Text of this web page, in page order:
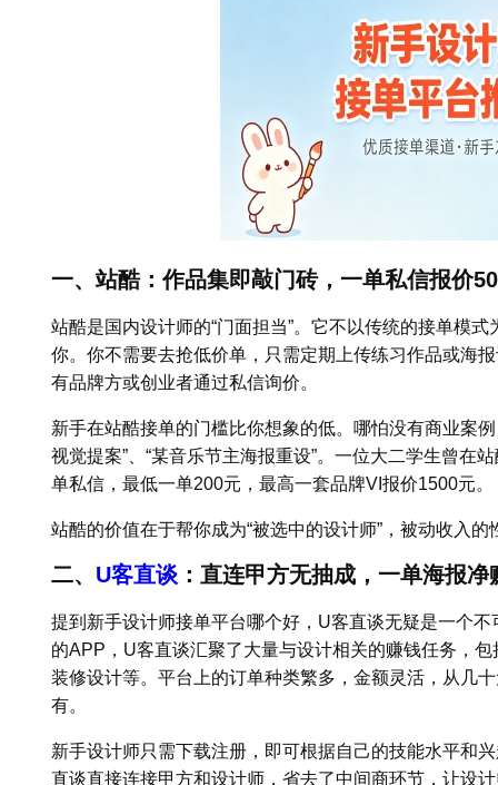
一、站酷：作品集即敲门砖，一单私信报价
站酷是国内设计师的“门面担当”。它不以传统的接单模
你。你不需要去抢低价单，只需定期上传练习作品或海
有品牌方或创业者通过私信询价。
新手在站酷接单的门槛比你想象的低。哪怕没有商业案
视觉提案”、“某音乐节主海报重设”。一位大二学生曾在
单私信，最低一单200元，最高一套品牌VI报价1500元。
站酷的价值在于帮你成为“被选中的设计师”，被动收入
二、 U客直谈 ：直连甲方无抽成，一单海报净
提到新手设计师接单平台哪个好，U客直谈无疑是一个
的APP，U客直谈汇聚了大量与设计相关的赚钱任务，
装修设计等。平台上的订单种类繁多，金额灵活，从几
有。
新手设计师只需下载注册，即可根据自己的技能水平和
直谈直接连接甲方和设计师，省去了中间商环节，让设